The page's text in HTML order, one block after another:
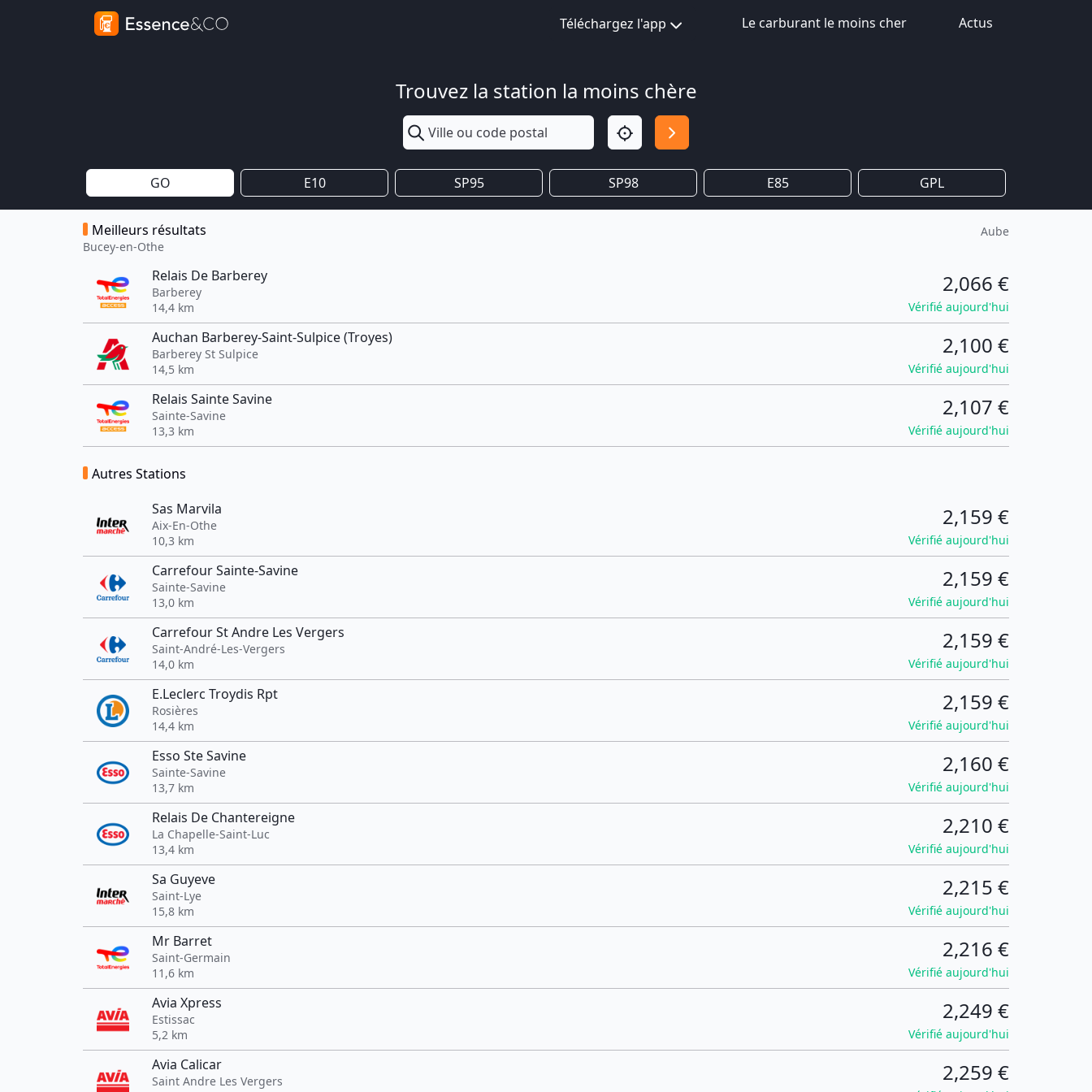
Téléchargez l'app Le carburant le moins cher Actus
Trouvez la station la moins chère
GO E10 SP95 SP98 E85 GPL
Meilleurs résultats
Bucey-en-Othe
Aube
Relais De Barberey
Barberey
14,4 km
2,066 €
Vérifié aujourd'hui
Auchan Barberey-Saint-Sulpice (Troyes)
Barberey St Sulpice
14,5 km
2,100 €
Vérifié aujourd'hui
Relais Sainte Savine
Sainte-Savine
13,3 km
2,107 €
Vérifié aujourd'hui
Autres Stations
Sas Marvila
Aix-En-Othe
10,3 km
2,159 €
Vérifié aujourd'hui
Carrefour Sainte-Savine
Sainte-Savine
13,0 km
2,159 €
Vérifié aujourd'hui
Carrefour St Andre Les Vergers
Saint-André-Les-Vergers
14,0 km
2,159 €
Vérifié aujourd'hui
E.Leclerc Troydis Rpt
Rosières
14,4 km
2,159 €
Vérifié aujourd'hui
Esso Ste Savine
Sainte-Savine
13,7 km
2,160 €
Vérifié aujourd'hui
Relais De Chantereigne
La Chapelle-Saint-Luc
13,4 km
2,210 €
Vérifié aujourd'hui
Sa Guyeve
Saint-Lye
15,8 km
2,215 €
Vérifié aujourd'hui
Mr Barret
Saint-Germain
11,6 km
2,216 €
Vérifié aujourd'hui
Avia Xpress
Estissac
5,2 km
2,249 €
Vérifié aujourd'hui
Avia Calicar
Saint Andre Les Vergers
2,259 €